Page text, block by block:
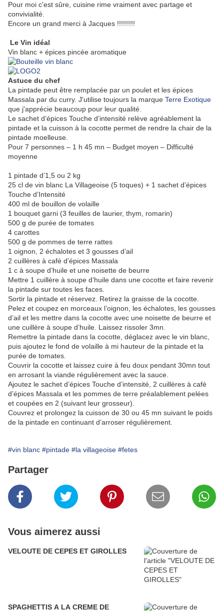
Pour moi c'est sûre, cuisine rime vraiment avec partage et
convivialité.
Encore un grand merci à Jacques !!!!!!!!!
Le Vin idéal
Vin blanc + épices pincée aromatique
Astuce du chef
La pintade peut être remplacée par un poulet et les épices
Massala par du curry. J'utilise toujours la marque Terre Exotique
que j'apprécie beaucoup pour leur qualité.
Le sachet d’épices Touche d’intensité relève agréablement la
pintade et la cuisson à la cocotte permet de rendre la chair de la
pintade moelleuse.
Pour 7 personnes – 1 h 45 mn – Budget moyen – Difficulté
moyenne
1 pintade d’1,5 ou 2 kg
25 cl de vin blanc La Villageoise (5 toques) + 1 sachet d’épices
Touche d’Intensité
400 ml de bouillon de volaille
1 bouquet garni (3 feuilles de laurier, thym, romarin)
500 g de purée de tomates
4 carottes
500 g de pommes de terre rattes
1 oignon, 2 échalotes et 3 gousses d’ail
2 cuillères à café d’épices Massala
1 c à soupe d’huile et une noisette de beurre
Mettre 1 cuillère à soupe d’huile dans une cocotte et faire revenir
la pintade sur toutes les faces.
Sortir la pintade et réservez. Retirez la graisse de la cocotte.
Pelez et coupez en morceaux l’oignon, les échalotes, les gousses
d’ail et les mettre dans la cocotte avec une noisette de beurre et
une cuillère à soupe d’huile. Laissez rissoler 3mn.
Remettre la pintade dans la cocotte, déglacez avec le vin blanc,
puis ajoutez le fond de volaille à mi hauteur de la pintade et la
purée de tomates.
Couvrir la cocotte et laissez cuire à feu doux pendant 30mn tout
en arrosant la viande régulièrement avec la sauce.
Ajoutez le sachet d’épices Touche d’intensité, 2 cuillères à café
d’épices Massala et les pommes de terre préalablement pelées
et coupées en 2 (suivant leur grosseur).
Couvrez et prolongez la cuisson de 30 ou 45 mn suivant le poids
de la pintade en continuant d’arroser régulièrement.
#vin blanc #pintade #la villageoise #fetes
Partager
Vous aimerez aussi
VELOUTE DE CEPES ET GIROLLES
SPAGHETTIS A LA CREME DE